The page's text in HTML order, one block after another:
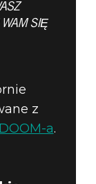
SIĘ
z
a.